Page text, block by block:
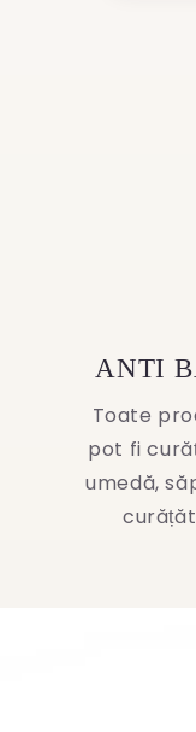
ANTI
Toate
pot fi
umedă,